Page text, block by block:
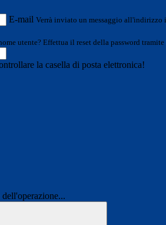
E-mail Verrà inviato un messaggio all'indirizzo
utente? Effettua il reset della password tramite
la casella di posta elettronica!